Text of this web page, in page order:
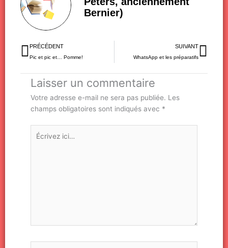
Bernier)
Précédent
PRÉCÉDENT
Pic et pic et… Pomme!
SUIVANT
WhatsApp et les préparatifs
Laisser un commentaire
Votre adresse e-mail ne sera pas publiée. Les
champs obligatoires sont indiqués avec *
Écrivez
ici…